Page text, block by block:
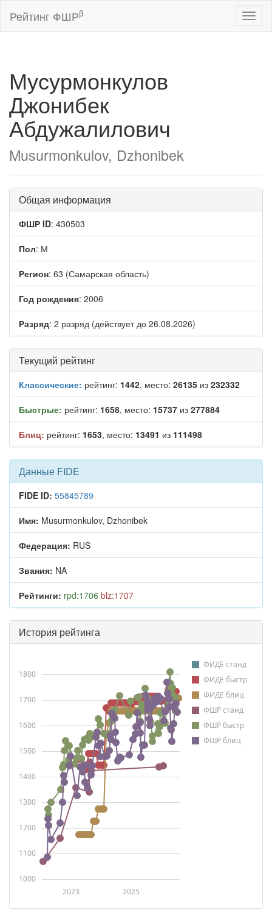
Рейтинг ФШРβ
Мусурмонкулов
Джонибек
Абдужалилович
Musurmonkulov, Dzhonibek
Общая информация
ФШР ID: 430503
Пол: М
Регион: 63 (Самарская область)
Год рождения: 2006
Разряд: 2 разряд (действует до 26.08.2026)
Текущий рейтинг
Классические: рейтинг: 1442, место: 26135 из 232332
Быстрые: рейтинг: 1658, место: 15737 из 277884
Блиц: рейтинг: 1653, место: 13491 из 111498
Данные FIDE
FIDE ID: 55845789
Имя: Musurmonkulov, Dzhonibek
Федерация: RUS
Звания: NA
Рейтинги: rpd:1706 blz:1707
История рейтинга
ФИДЕ станд
ФИДЕ быстр
ФИДЕ блиц
ФШР станд
ФШР быстр
ФШР блиц
2023 2025
1000
1100
1200
1300
1400
1500
1600
1700
1800